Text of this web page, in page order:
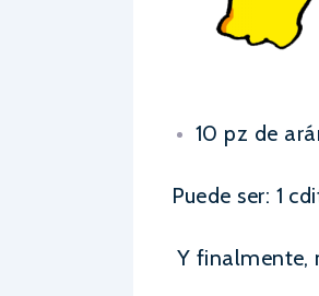
10 pz de
Puede ser: 1
Y finalmente,